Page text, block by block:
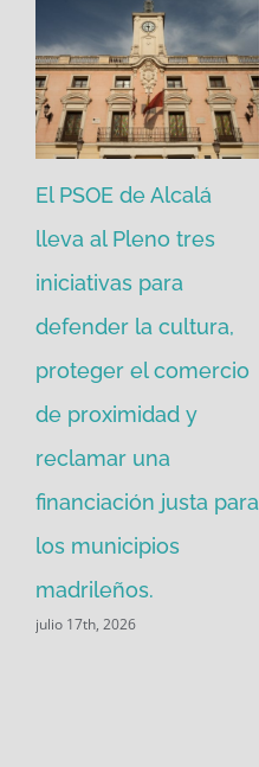
El PSOE de Alcalá
lleva al Pleno tres
iniciativas para
defender la cultura,
proteger el comercio
de proximidad y
reclamar una
financiación justa para
los municipios
madrileños.
julio 17th, 2026